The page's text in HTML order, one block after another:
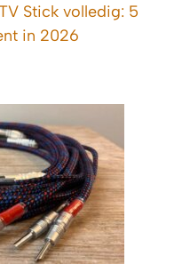
Stick volledig: 5
in 2026